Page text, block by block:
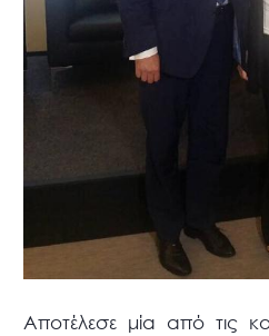
Αποτέλεσε μία από τις